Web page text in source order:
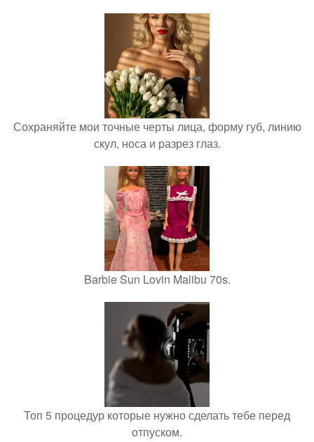
Сохраняйте мои точные черты лица, форму губ, линию
скул, носа и разрез глаз.
Barbie Sun Lovin Malibu 70s.
Топ 5 процедур которые нужно сделать тебе перед
отпуском.